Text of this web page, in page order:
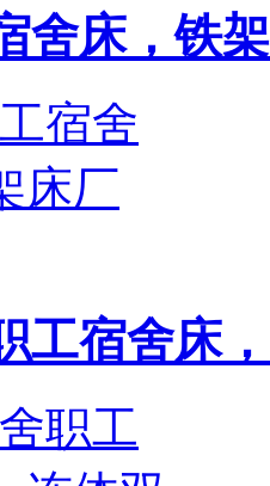
舍床，铁
工宿舍床